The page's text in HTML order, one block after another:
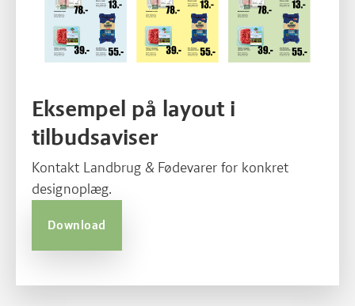
Eksempel på layout i
tilbudsaviser
Kontakt Landbrug & Fødevarer for konkret
designoplæg.
Download